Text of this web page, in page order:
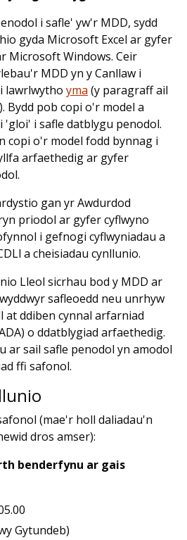
i safle' yw'r MDD, sydd
gyda Microsoft Excel ar gyfer
Microsoft Windows. Ceir
MDD yn y Canllaw i
lawrlwytho yma (y paragraff ail
Bydd pob copi o'r model a
'gloi' i safle datblygu penodol.
copi o'r model fodd bynnag i
arfaethedig ar gyfer
gan yr Awdurdod
priodol ar gyfer cyflwyno
i gefnogi cyflwyniadau a
a cheisiadau cynllunio.
Lleol sicrhau bod y MDD ar
safleoedd neu unrhyw
at ddiben cynnal arfarniad
o ddatblygiad arfaethedig.
ar sail safle penodol yn amodol
ffi safonol.
(mae'r holl daliadau'n
dros amser):
benderfynu ar gais
Gytundeb)